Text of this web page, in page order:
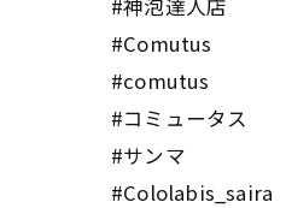
#神泡達人店
#Comutus
#comutus
#コミュータス
#サンマ
#Cololabis_saira